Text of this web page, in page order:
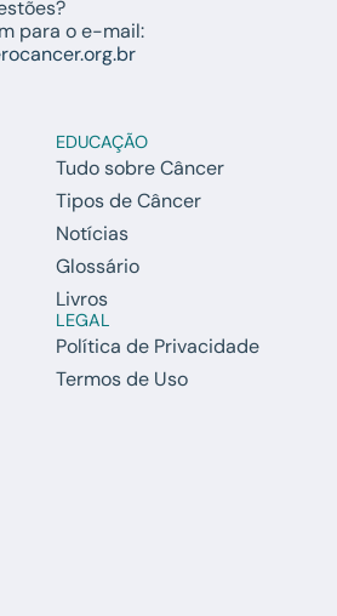
para o e-mail:
EDUCAÇÃO
Tudo sobre Câncer
Tipos de Câncer
Notícias
Glossário
Livros
LEGAL
Política de Privacidade
Termos de Uso